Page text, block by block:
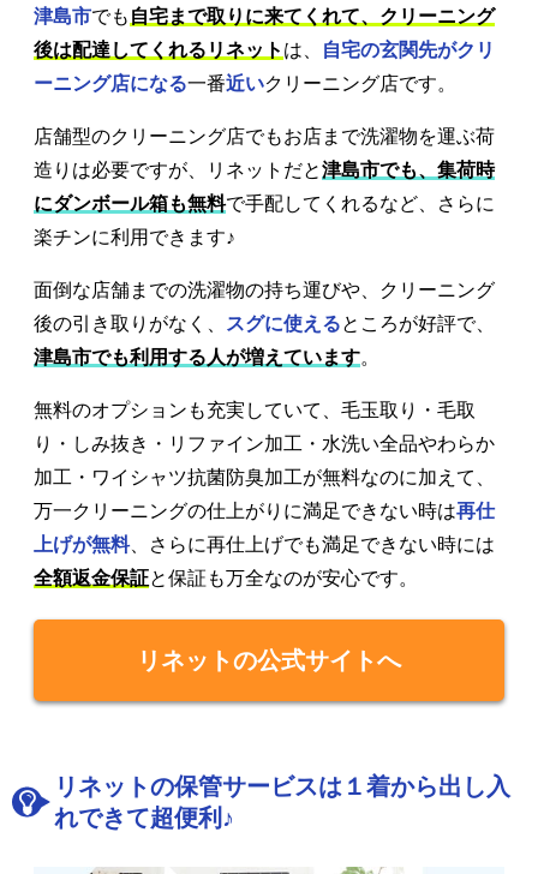
津島市でも 自宅まで取りに来てくれて、クリーニング
後は配達してくれるリネット は、
自宅の玄関先がクリ
ーニング店になる一番近いクリーニング店です。
店舗型のクリーニング店でもお店まで洗濯物を運ぶ荷
造りは必要ですが、リネットだと津島市でも、集荷時
にダンボール箱も無料で手配してくれるなど、さらに
楽チンに利用できます♪
面倒な店舗までの洗濯物の持ち運びや、クリーニング
後の引き取りがなく、
スグに使えるところが好評で、
津島市でも利用する人が増えています。
無料のオプションも充実していて、毛玉取り・毛取
り・しみ抜き・リファイン加工・水洗い全品やわらか
加工・ワイシャツ抗菌防臭加工が無料なのに加えて、
万一クリーニングの仕上がりに満足できない時は再仕
上げが無料、さらに再仕上げでも満足できない時には
全額返金保証と保証も万全なのが安心です。
リネットの公式サイトへ
リネットの保管サービスは１着から出し入
れできて超便利♪